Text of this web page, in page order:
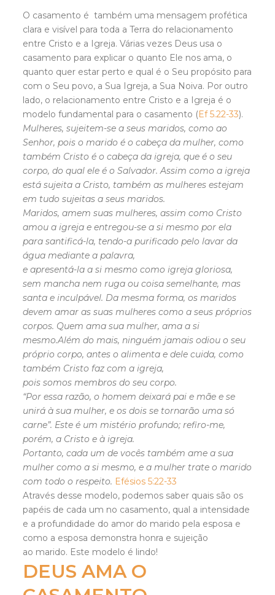
O casamento é também uma mensagem profética
clara e visível para toda a Terra do relacionamento
entre Cristo e a Igreja. Várias vezes Deus usa o
casamento para explicar o quanto Ele nos ama, o
quanto quer estar perto e qual é o Seu propósito para
com o Seu povo, a Sua Igreja, a Sua Noiva. Por outro
lado, o relacionamento entre Cristo e a Igreja é o
modelo fundamental para o casamento (Ef 5.22-33).
Mulheres, sujeitem-se a seus maridos, como ao
Senhor, pois o marido é o cabeça da mulher, como
também Cristo é o cabeça da igreja, que é o seu
corpo, do qual ele é o Salvador. Assim como a igreja
está sujeita a Cristo, também as mulheres estejam
em tudo sujeitas a seus maridos.
Maridos, amem suas mulheres, assim como Cristo
amou a igreja e entregou-se a si mesmo por ela
para santificá-la, tendo-a purificado pelo lavar da
água mediante a palavra,
e apresentá-la a si mesmo como igreja gloriosa,
sem mancha nem ruga ou coisa semelhante, mas
santa e inculpável. Da mesma forma, os maridos
devem amar as suas mulheres como a seus próprios
corpos. Quem ama sua mulher, ama a si
mesmo.Além do mais, ninguém jamais odiou o seu
próprio corpo, antes o alimenta e dele cuida, como
também Cristo faz com a igreja,
pois somos membros do seu corpo.
“Por essa razão, o homem deixará pai e mãe e se
unirá à sua mulher, e os dois se tornarão uma só
carne”. Este é um mistério profundo; refiro-me,
porém, a Cristo e à igreja.
Portanto, cada um de vocês também ame a sua
mulher como a si mesmo, e a mulher trate o marido
com todo o respeito. Efésios 5:22-33
Através desse modelo, podemos saber quais são os
papéis de cada um no casamento, qual a intensidade
e a profundidade do amor do marido pela esposa e
como a esposa demonstra honra e sujeição
ao marido. Este modelo é lindo!
DEUS AMA O